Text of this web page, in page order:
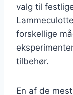
valg til
forskellige
tilbehør.
En af de